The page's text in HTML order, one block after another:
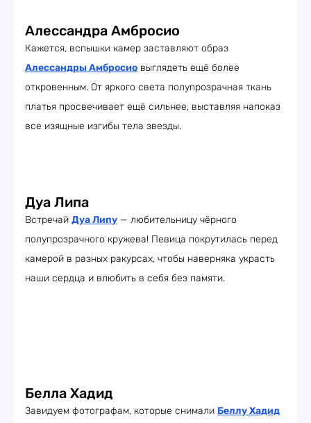
Алессандра Амбросио
Кажется, вспышки камер заставляют образ
Алессандры Амбросио выглядеть ещё более
откровенным. От яркого света полупрозрачная ткань
платья просвечивает ещё сильнее, выставляя напоказ
все изящные изгибы тела звезды.
Дуа Липа
Встречай Дуа Липу — любительницу чёрного
полупрозрачного кружева! Певица покрутилась перед
камерой в разных ракурсах, чтобы наверняка украсть
наши сердца и влюбить в себя без памяти.
Белла Хадид
Завидуем фотографам, которые снимали Беллу Хадид